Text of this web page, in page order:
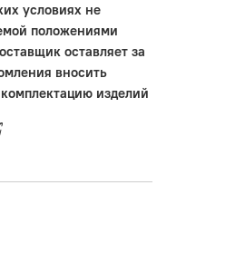
условиях не
положениями
оставляет за
вносить
изделий